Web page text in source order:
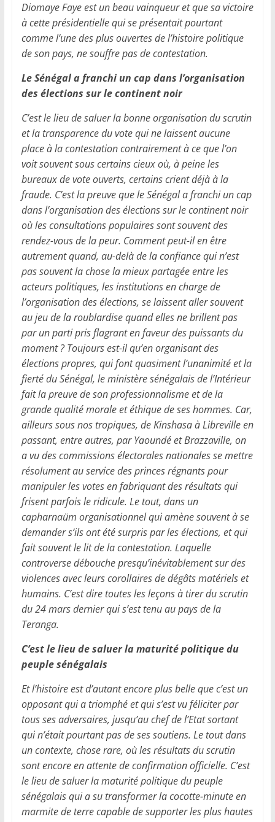
Diomaye Faye est un beau vainqueur et que sa victoire
à cette présidentielle qui se présentait pourtant
comme l’une des plus ouvertes de l’histoire politique
de son pays, ne souffre pas de contestation.
Le Sénégal a franchi un cap dans l’organisation
des élections sur le continent noir
C’est le lieu de saluer la bonne organisation du scrutin
et la transparence du vote qui ne laissent aucune
place à la contestation contrairement à ce que l’on
voit souvent sous certains cieux où, à peine les
bureaux de vote ouverts, certains crient déjà à la
fraude. C’est la preuve que le Sénégal a franchi un cap
dans l’organisation des élections sur le continent noir
où les consultations populaires sont souvent des
rendez-vous de la peur. Comment peut-il en être
autrement quand, au-delà de la confiance qui n’est
pas souvent la chose la mieux partagée entre les
acteurs politiques, les institutions en charge de
l’organisation des élections, se laissent aller souvent
au jeu de la roublardise quand elles ne brillent pas
par un parti pris flagrant en faveur des puissants du
moment ? Toujours est-il qu’en organisant des
élections propres, qui font quasiment l’unanimité et la
fierté du Sénégal, le ministère sénégalais de l’Intérieur
fait la preuve de son professionnalisme et de la
grande qualité morale et éthique de ses hommes. Car,
ailleurs sous nos tropiques, de Kinshasa à Libreville en
passant, entre autres, par Yaoundé et Brazzaville, on
a vu des commissions électorales nationales se mettre
résolument au service des princes régnants pour
manipuler les votes en fabriquant des résultats qui
frisent parfois le ridicule. Le tout, dans un
capharnaüm organisationnel qui amène souvent à se
demander s’ils ont été surpris par les élections, et qui
fait souvent le lit de la contestation. Laquelle
controverse débouche presqu’inévitablement sur des
violences avec leurs corollaires de dégâts matériels et
humains. C’est dire toutes les leçons à tirer du scrutin
du 24 mars dernier qui s’est tenu au pays de la
Teranga.
C’est le lieu de saluer la maturité politique du
peuple sénégalais
Et l’histoire est d’autant encore plus belle que c’est un
opposant qui a triomphé et qui s’est vu féliciter par
tous ses adversaires, jusqu’au chef de l’Etat sortant
qui n’était pourtant pas de ses soutiens. Le tout dans
un contexte, chose rare, où les résultats du scrutin
sont encore en attente de confirmation officielle. C’est
le lieu de saluer la maturité politique du peuple
sénégalais qui a su transformer la cocotte-minute en
marmite de terre capable de supporter les plus hautes